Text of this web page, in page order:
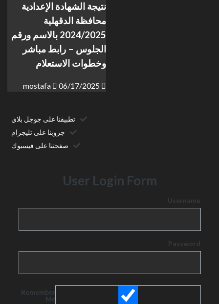
نتيجة الشهادة الإعدادية
محافظة الدقهلية
2024/2025 بالاسم ورقم
الجلوس – رابط مباشر
وخطوات الاستعلام
mostafa 06/17/2025
تطبيقنا على جوجل بلاي
جروبنا على تليجرام
صفحتنا على فيسبوك
User Login Form
Username
Password
Remember
Me